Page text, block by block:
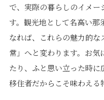
で、実際の暮らしのイメ
す。観光地として名高い
なれば、これらの魅力的
常」へと変わります。お気
たり、ふと思い立った時に
移住者だからこそ味わえる